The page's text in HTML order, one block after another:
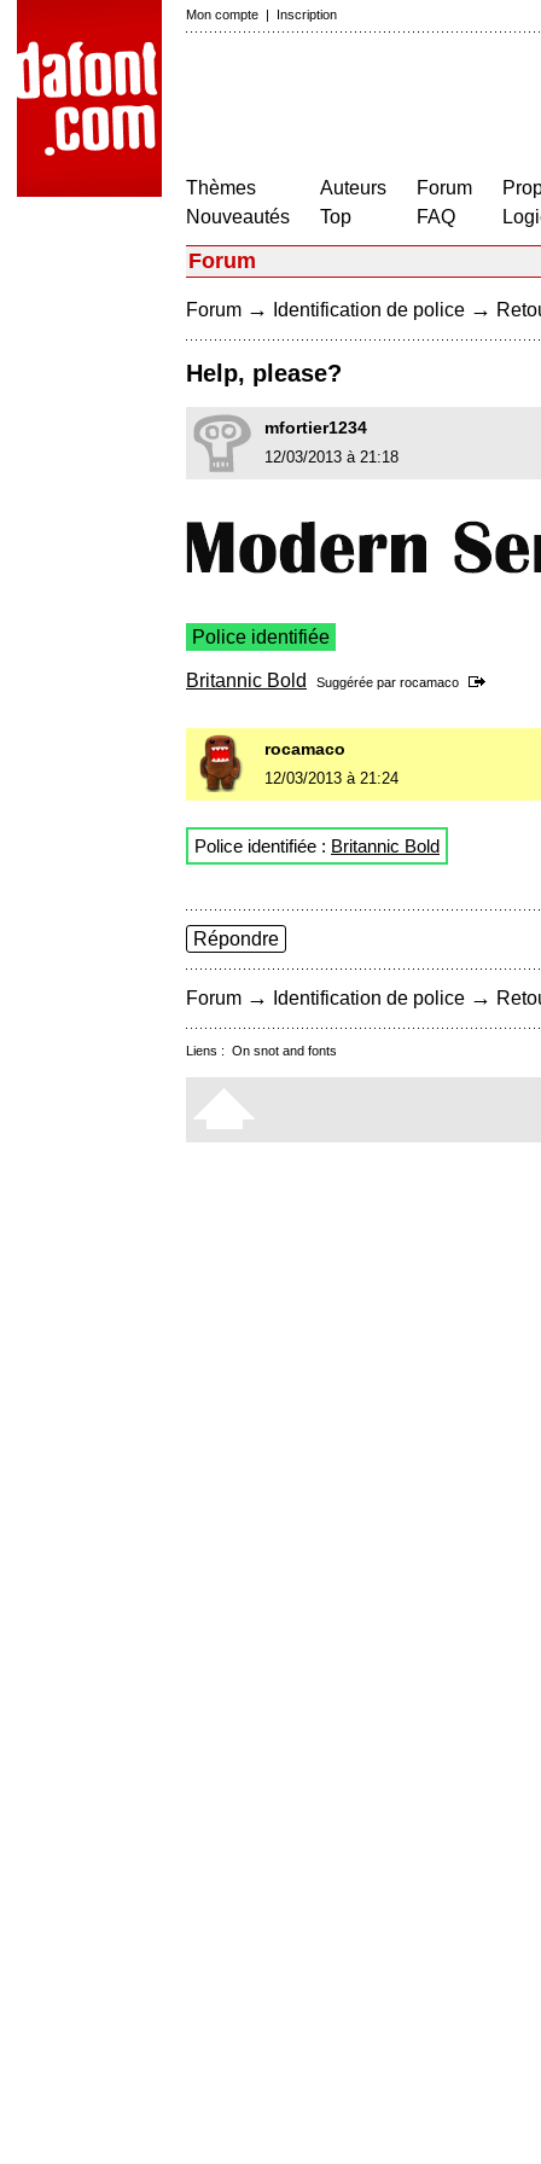
Mon compte | Inscription
Thèmes
Nouveautés
Auteurs
Top
Forum
FAQ
Forum
Forum → Identification de police →
Help, please?
mfortier1234
12/03/2013 à 21:18
Police identifiée
Britannic Bold Suggérée par rocamaco
rocamaco
12/03/2013 à 21:24
Police identifiée : Britannic Bold
Répondre
Forum → Identification de police →
Liens : On snot and fonts